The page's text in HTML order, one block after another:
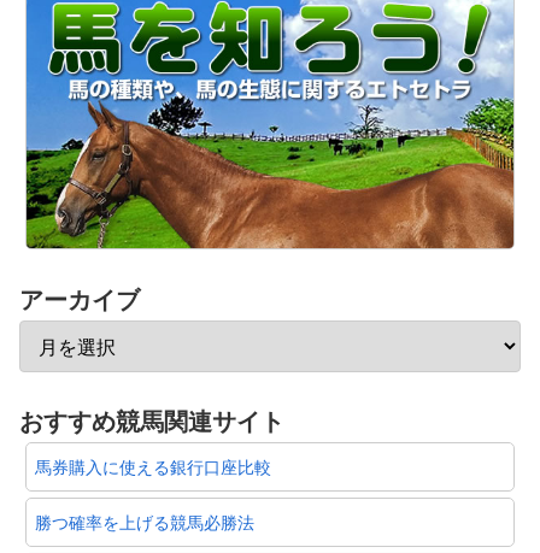
アーカイブ
おすすめ競馬関連サイト
馬券購入に使える銀行口座比較
勝つ確率を上げる競馬必勝法